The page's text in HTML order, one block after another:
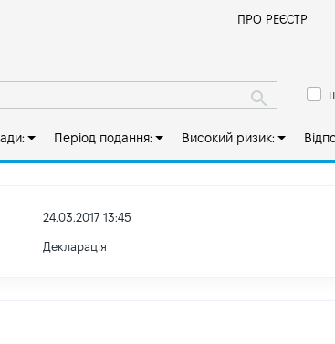
ПРО РЕЄСТР
Період подання: Високий ризик:
24.03.2017 13:45
Декларація